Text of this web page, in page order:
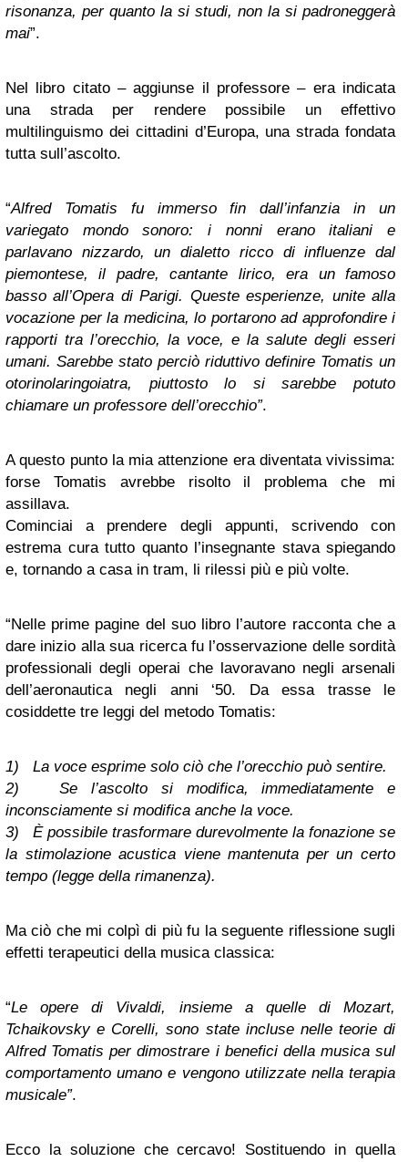
risonanza, per quanto la si studi, non la si padroneggerà
mai”.
Nel libro citato – aggiunse il professore – era indicata
una strada per rendere possibile un effettivo
multilinguismo dei cittadini d’Europa, una strada fondata
tutta sull’ascolto.
“Alfred Tomatis fu immerso fin dall’infanzia in un
variegato mondo sonoro: i nonni erano italiani e
parlavano nizzardo, un dialetto ricco di influenze dal
piemontese, il padre, cantante lirico, era un famoso
basso all’Opera di Parigi. Queste esperienze, unite alla
vocazione per la medicina, lo portarono ad approfondire i
rapporti tra l’orecchio, la voce, e la salute degli esseri
umani. Sarebbe stato perciò riduttivo definire Tomatis un
otorinolaringoiatra, piuttosto lo si sarebbe potuto
chiamare un professore dell’orecchio”.
A questo punto la mia attenzione era diventata vivissima:
forse Tomatis avrebbe risolto il problema che mi
assillava.
Cominciai a prendere degli appunti, scrivendo con
estrema cura tutto quanto l’insegnante stava spiegando
e, tornando a casa in tram, li rilessi più e più volte.
“Nelle prime pagine del suo libro l’autore racconta che a
dare inizio alla sua ricerca fu l’osservazione delle sordità
professionali degli operai che lavoravano negli arsenali
dell’aeronautica negli anni ‘50. Da essa trasse le
cosiddette tre leggi del metodo Tomatis:
1) La voce esprime solo ciò che l’orecchio può sentire.
2) Se l’ascolto si modifica, immediatamente e
inconsciamente si modifica anche la voce.
3) È possibile trasformare durevolmente la fonazione se
la stimolazione acustica viene mantenuta per un certo
tempo (legge della rimanenza).
Ma ciò che mi colpì di più fu la seguente riflessione sugli
effetti terapeutici della musica classica:
“Le opere di Vivaldi, insieme a quelle di Mozart,
Tchaikovsky e Corelli, sono state incluse nelle teorie di
Alfred Tomatis per dimostrare i benefici della musica sul
comportamento umano e vengono utilizzate nella terapia
musicale”.
Ecco la soluzione che cercavo! Sostituendo in quella